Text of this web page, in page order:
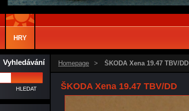
Vyhledávání Homepage > ŠKODA Xena 19.47 TBV/DD
ŠKODA Xena 19.47 TBV/DD
HRY